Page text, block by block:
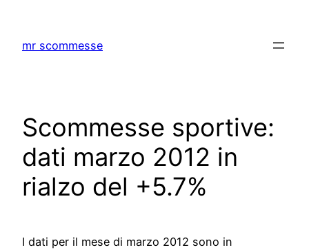
content
mr scommesse
Scommesse sportive:
dati marzo 2012 in
rialzo del +5.7%
I dati per il mese di marzo 2012 sono in